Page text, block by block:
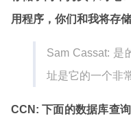
用程序，你们和我将存
Sam Cassat: 是
址是它的一个非
CCN: 下面的数据库查